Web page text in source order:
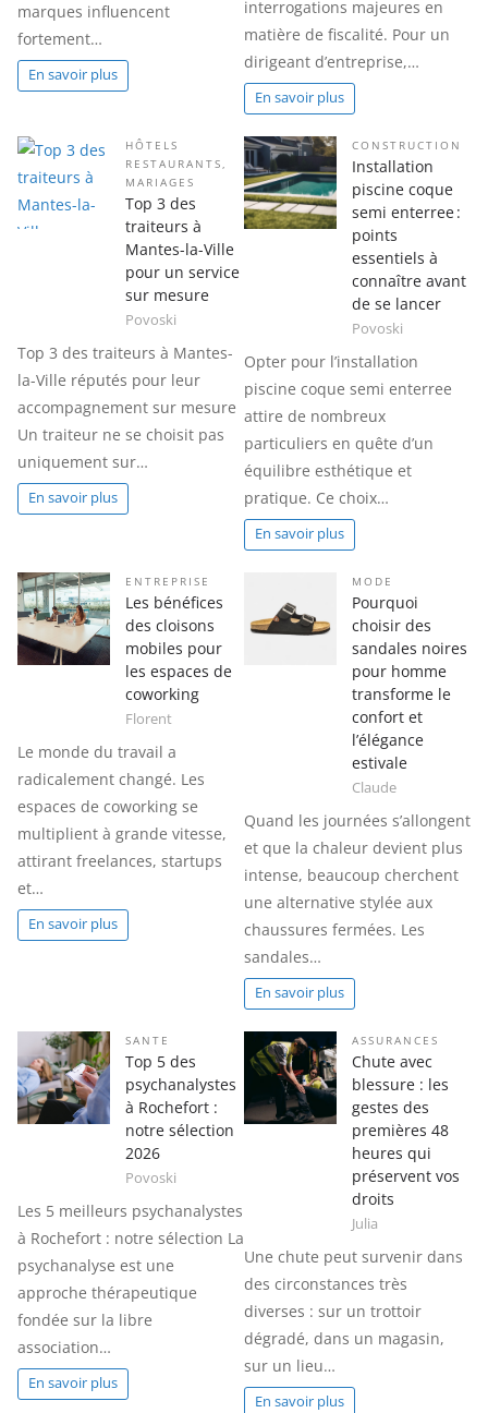
marques influencent
fortement…
En savoir plus
interrogations majeures en
matière de fiscalité. Pour un
dirigeant d’entreprise,…
En savoir plus
HÔTELS
RESTAURANTS
MARIAGES
Top 3 des
traiteurs à
Mantes-la-Ville
pour un service
sur mesure
Povoski
Top 3 des traiteurs à Mantes-
la-Ville réputés pour leur
accompagnement sur mesure
Un traiteur ne se choisit pas
uniquement sur…
En savoir plus
CONSTRUCTION
Installation
piscine coque
semi enterree :
points
essentiels à
connaître avant
de se lancer
Povoski
Opter pour l’installation
piscine coque semi enterree
attire de nombreux
particuliers en quête d’un
équilibre esthétique et
pratique. Ce choix…
En savoir plus
ENTREPRISE
Les bénéfices
des cloisons
mobiles pour
les espaces de
coworking
Florent
Le monde du travail a
radicalement changé. Les
espaces de coworking se
multiplient à grande vitesse,
attirant freelances, startups
et…
En savoir plus
MODE
Pourquoi
choisir des
sandales noires
pour homme
transforme le
confort et
l’élégance
estivale
Claude
Quand les journées s’allongent
et que la chaleur devient plus
intense, beaucoup cherchent
une alternative stylée aux
chaussures fermées. Les
sandales…
En savoir plus
SANTE
Top 5 des
psychanalystes
à Rochefort :
notre sélection
2026
Povoski
Les 5 meilleurs psychanalystes
à Rochefort : notre sélection La
psychanalyse est une
approche thérapeutique
fondée sur la libre
association…
En savoir plus
ASSURANCES
Chute avec
blessure : les
gestes des
premières 48
heures qui
préservent vos
droits
Julia
Une chute peut survenir dans
des circonstances très
diverses : sur un trottoir
dégradé, dans un magasin,
sur un lieu…
En savoir plus